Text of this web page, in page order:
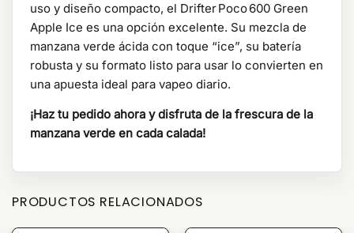
uso y diseño compacto, el Drifter Poco 600 Green
Apple Ice es una opción excelente. Su mezcla de
manzana verde ácida con toque “ice”, su batería
robusta y su formato listo para usar lo convierten en
una apuesta ideal para vapeo diario.
¡Haz tu pedido ahora y disfruta de la frescura de la
manzana verde en cada calada!
PRODUCTOS RELACIONADOS